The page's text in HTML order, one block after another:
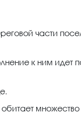
части
к ним идет